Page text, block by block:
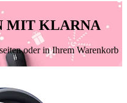
MIT KLARNA
oder in Ihrem Warenkorb